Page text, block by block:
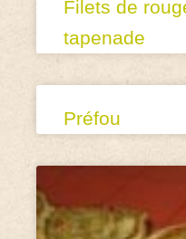
Filets de
tapenade
Préfou